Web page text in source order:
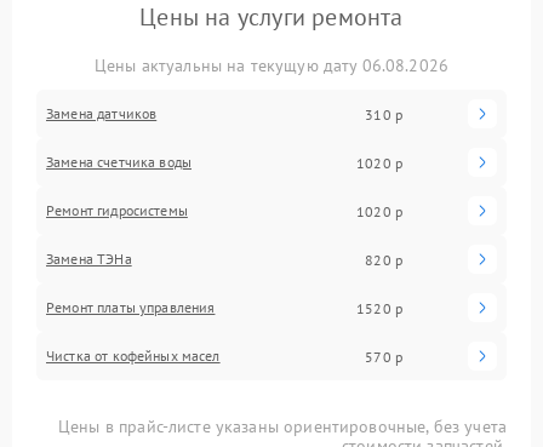
Цены на услуги ремонта
Цены актуальны на текущую дату 06.08.2026
Замена датчиков 310 р
Замена счетчика воды 1020 р
Ремонт гидросистемы 1020 р
Замена ТЭНа 820 р
Ремонт платы управления 1520 р
Чистка от кофейных масел 570 р
Цены в прайс-листе указаны ориентировочные, без учета